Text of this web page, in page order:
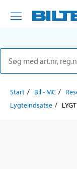
Start Bil - MC
Lygteindsatse